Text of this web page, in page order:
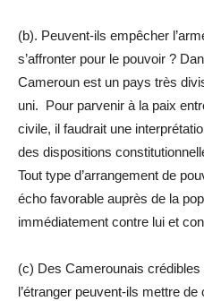
(b). Peuvent-ils empêcher
s’affronter pour le pouvoir ?
Cameroun est un pays très
uni. Pour parvenir à la paix
civile, il faudrait une
des dispositions
Tout type d’arrangement de
écho favorable auprès de la
immédiatement contre lui et
(c) Des Camerounais
l’étranger peuvent-ils mettre